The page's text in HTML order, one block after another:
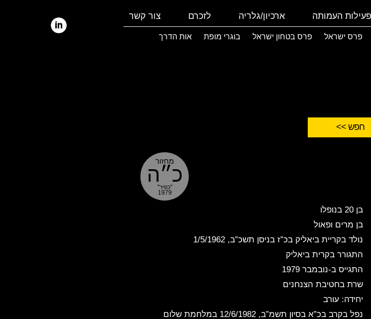
פרס ישראל פרס בטחון ישראל בוגרי מופת אות הדרך
פעילות העמותה ארכיון/גלריה לזכרם צור קשר
מחזור
כ״ה
"כפיר"
1979
בן 20 בנופלו
בן מרים ופאול
נולד בקריית ביאליקבכ”ז בניסן תשכ”ב, 1/5/1962
התגורר בקרית ביאליק
התגייס ב-נובמבר 1979
שרת בחטיבת הצנחנים
יחידה: עורב
נפל בקרבבכ”א בסיון תשמ”ב, 12/6/1982
במלחמת שלום